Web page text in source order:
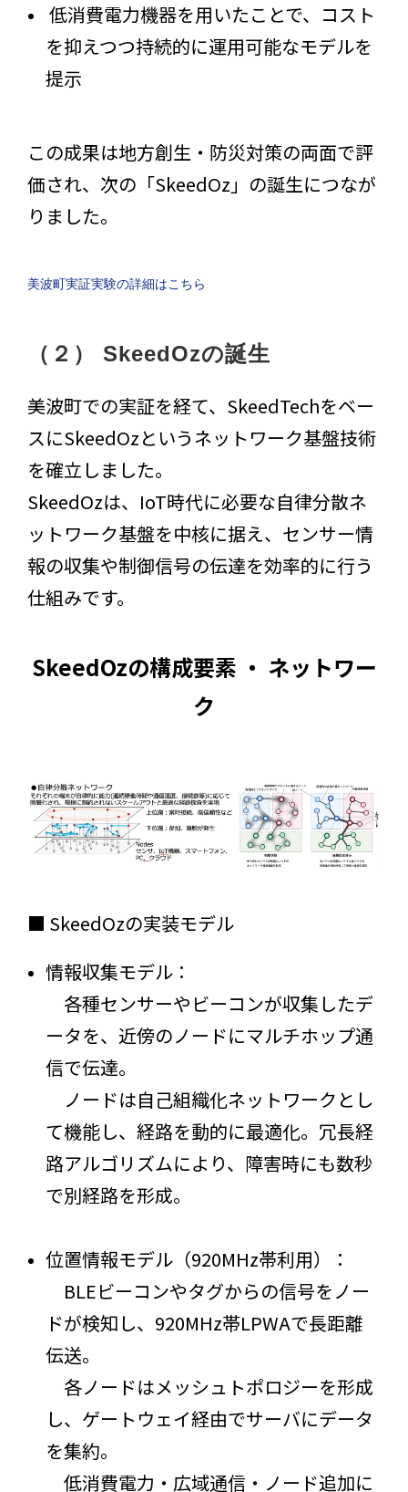
低消費電力機器を用いたことで、コスト
を抑えつつ持続的に運用可能なモデルを
提示
この成果は地方創生・防災対策の両面で評
価され、次の「SkeedOz」の誕生につなが
りました。
美波町実証実験の詳細はこちら
（２） SkeedOzの誕生
美波町での実証を経て、SkeedTechをベー
スにSkeedOzというネットワーク基盤技術
を確立しました。
SkeedOzは、IoT時代に必要な自律分散ネ
ットワーク基盤を中核に据え、センサー情
報の収集や制御信号の伝達を効率的に行う
仕組みです。
SkeedOzの構成要素 ・ ネットワー
ク
■ SkeedOzの実装モデル
情報収集モデル：
各種センサーやビーコンが収集したデ
ータを、近傍のノードにマルチホップ通
信で伝達。
ノードは自己組織化ネットワークとし
て機能し、経路を動的に最適化。冗長経
路アルゴリズムにより、障害時にも数秒
で別経路を形成。
位置情報モデル（920MHz帯利用）：
BLEビーコンやタグからの信号をノー
ドが検知し、920MHz帯LPWAで長距離
伝送。
各ノードはメッシュトポロジーを形成
し、ゲートウェイ経由でサーバにデータ
を集約。
低消費電力・広域通信・ノード追加に